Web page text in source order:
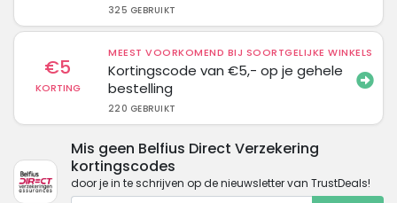
325 GEBRUIKT
€5
KORTING
MEEST VOORKOMEND BIJ SOORTGELIJKE WINKELS
Kortingscode van €5,- op je gehele
bestelling
220 GEBRUIKT
Mis geen Belfius Direct Verzekering
kortingscodes
door je in te schrijven op de nieuwsletter van TrustDeals!